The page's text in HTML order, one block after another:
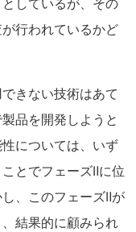
しているが、その
行われているかど
きない技術はあて
品を開発しようと
については、いず
とでフェーズⅡに位
、このフェーズⅡが
結果的に顧みられ